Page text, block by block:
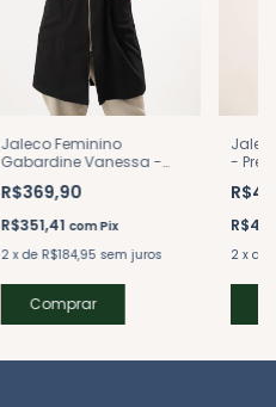
Jaleco Feminino
Gabardine Vanessa -
R$369,90
R$351,41 com Pix
2 xde R$184,95 sem juros
Comprar
- Preto
2 x de